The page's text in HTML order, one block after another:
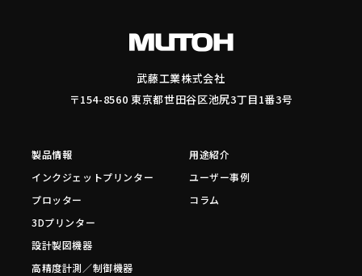
武藤工業株式会社
〒154-8560 東京都世田谷区池尻3丁目1番3号
製品情報
インクジェットプリンター
プロッター
3Dプリンター
設計製図機器
高精度計測／制御機器
用途紹介
ユーザー事例
コラム